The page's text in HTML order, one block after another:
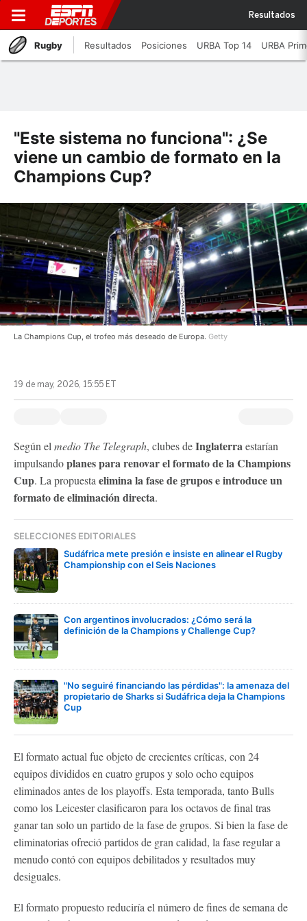
Resultados
Rugby Resultados Posiciones URBA Top 14 URBA
"Este sistema no funciona": ¿Se
viene un cambio de formato en la
Champions Cup?
La Champions Cup, el trofeo más deseado de Europa. Getty
19 de may, 2026, 15:55 ET
Según el medio The Telegraph, clubes deInglaterraestarían
impulsandoplanes para renovar el formato de la Champions
Cup. La propuesta elimina la fase de grupos e introduce un
formato de eliminación directa.
SELECCIONES EDITORIALES
Sudáfrica mete presión e insiste en alinear el Rugby
Championship con el Seis Naciones
Con argentinos involucrados: ¿Cómo será la
definición de la Champions y Challenge Cup?
"No seguiré financiando las pérdidas": la amenaza del
propietario de Sharks si Sudáfrica deja la Champions
Cup
El formato actual fue objeto de crecientes críticas, con 24
equipos divididos en cuatro grupos y solo ocho equipos
eliminados antes de los playoffs. Esta temporada, tanto Bulls
como los Leicester clasificaron para los octavos de final tras
ganar tan solo un partido de la fase de grupos. Si bien la fase de
eliminatorias ofreció partidos de gran calidad, la fase regular a
menudo contó con equipos debilitados y resultados muy
desiguales.
El formato propuesto reduciría el número de fines de semana de